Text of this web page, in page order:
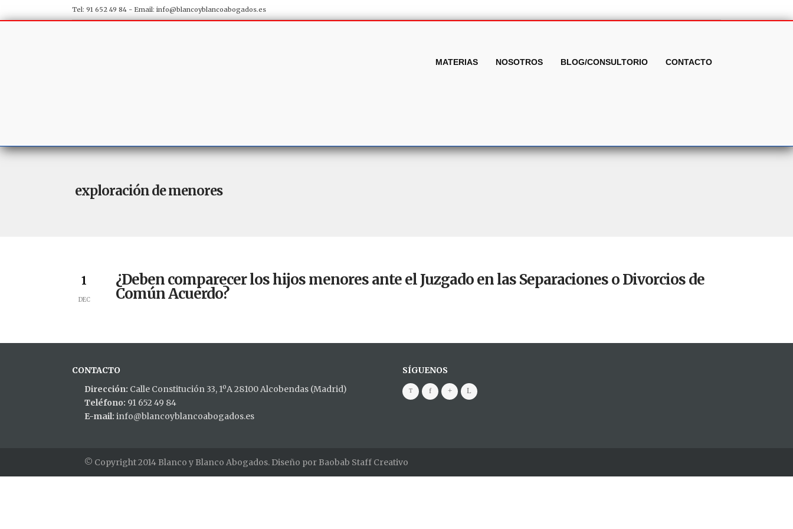
Tel: 91 652 49 84 - Email: info@blancoyblancoabogados.es
MATERIAS NOSOTROS BLOG/CONSULTORIO CONTACTO
exploración de menores
1
DEC
¿Deben comparecer los hijos menores ante el Juzgado en las Separaciones o Divorcios de
Común Acuerdo?
CONTACTO
Dirección: Calle Constitución 33, 1ºA 28100 Alcobendas (Madrid)
Teléfono: 91 652 49 84
E-mail: info@blancoyblancoabogados.es
SÍGUENOS
© Copyright 2014 Blanco y Blanco Abogados. Diseño por Baobab Staff Creativo